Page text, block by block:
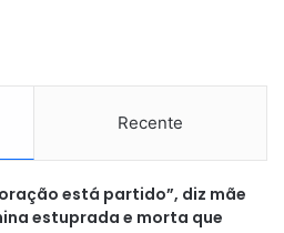
os limites do Arcabouço
com a dívida e os juros não
orçamentária.
Recente
está partido”, diz mãe
estuprada e morta que